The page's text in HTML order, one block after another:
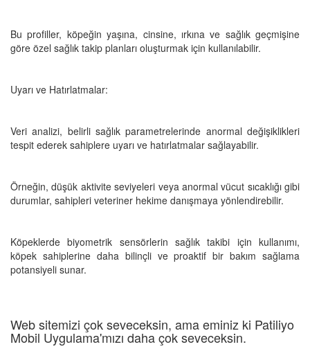
Bu profiller, köpeğin yaşına, cinsine, ırkına ve sağlık geçmişine
göre özel sağlık takip planları oluşturmak için kullanılabilir.
Uyarı ve Hatırlatmalar:
Veri analizi, belirli sağlık parametrelerinde anormal değişiklikleri
tespit ederek sahiplere uyarı ve hatırlatmalar sağlayabilir.
Örneğin, düşük aktivite seviyeleri veya anormal vücut sıcaklığı gibi
durumlar, sahipleri veteriner hekime danışmaya yönlendirebilir.
Köpeklerde biyometrik sensörlerin sağlık takibi için kullanımı,
köpek sahiplerine daha bilinçli ve proaktif bir bakım sağlama
potansiyeli sunar.
Web sitemizi çok seveceksin, ama eminiz ki Patiliyo
Mobil Uygulama'mızı daha çok seveceksin.